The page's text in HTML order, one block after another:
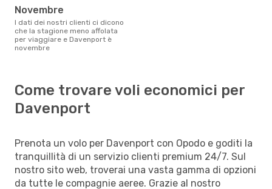
novembre
I dati dei nostri clienti ci dicono
che la stagione meno affolata
per viaggiare e Davenport è
novembre
Come trovare voli economici per
Davenport
Prenota un volo per Davenport con Opodo e goditi la
tranquillità di un servizio clienti premium 24/7. Sul
nostro sito web, troverai una vasta gamma di opzioni
da tutte le compagnie aeree. Grazie al nostro